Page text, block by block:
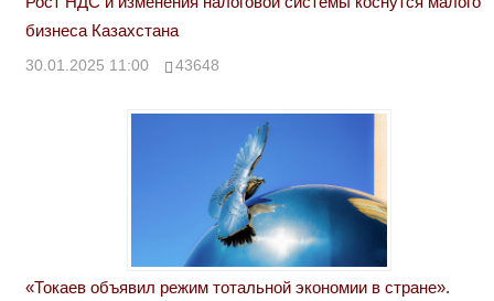
бизнеса Казахстана
30.01.2025 11:00 43648
«Токаев объявил режим тотальной экономии в стране».